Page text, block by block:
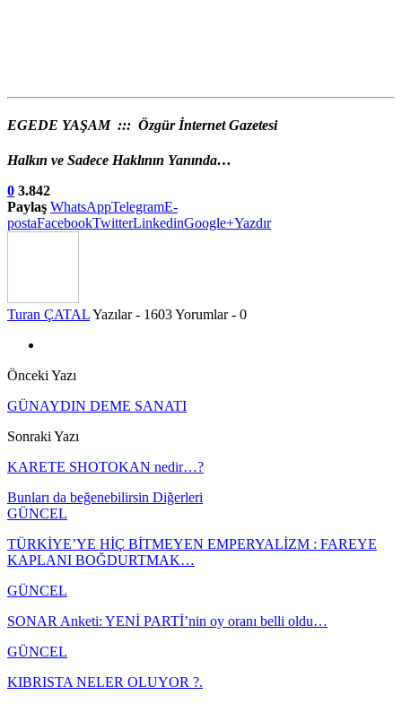
EGEDE YAŞAM ::: Özgür İnternet Gazetesi
Halkın ve Sadece Haklının Yanında…
0 3.842
Paylaş WhatsAppTelegramE-
postaFacebookTwitterLinkedinGoogle+Yazdır
Turan ÇATALYazılar - 1603Yorumlar - 0
Önceki Yazı
GÜNAYDIN DEME SANATI
Sonraki Yazı
KARETE SHOTOKAN nedir…?
Bunları da beğenebilirsin Diğerleri
GÜNCEL
TÜRKİYE’YE HİÇ BİTMEYEN EMPERYALİZM : FAREYE
KAPLANI BOĞDURTMAK…
GÜNCEL
SONAR Anketi: YENİ PARTİ’nin oy oranı belli oldu…
GÜNCEL
KIBRISTA NELER OLUYOR ?.